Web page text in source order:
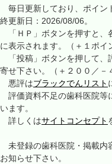
毎日更新しており、ポイン
終更新日：2026/08/06。
「ＨＰ」ボタンを押すと、
に表示されます。（＋１ポイ
「投稿」ボタンを押して、
寄せ下さい。（＋２００／－
悪評はブラックでんリスト
評価資料不足の歯科医院等
います。
詳しくはサイトコンセプト
未登録の歯科医院・掲載内
お知らせ下さい。